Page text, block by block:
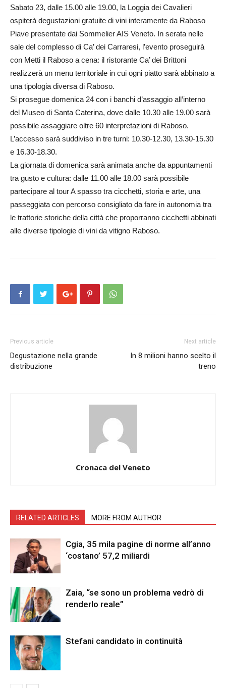
Sabato 23, dalle 15.00 alle 19.00, la Loggia dei Cavalieri
ospiterà degustazioni gratuite di vini interamente da Raboso
Piave presentate dai Sommelier AIS Veneto. In serata nelle
sale del complesso di Ca’ dei Carraresi, l’evento proseguirà
con Metti il Raboso a cena: il ristorante Ca’ dei Brittoni
realizzerà un menu territoriale in cui ogni piatto sarà abbinato a
una tipologia diversa di Raboso.
Si prosegue domenica 24 con i banchi d’assaggio all’interno
del Museo di Santa Caterina, dove dalle 10.30 alle 19.00 sarà
possibile assaggiare oltre 60 interpretazioni di Raboso.
L’accesso sarà suddiviso in tre turni: 10.30-12.30, 13.30-15.30
e 16.30-18.30.
La giornata di domenica sarà animata anche da appuntamenti
tra gusto e cultura: dalle 11.00 alle 18.00 sarà possibile
partecipare al tour A spasso tra cicchetti, storia e arte, una
passeggiata con percorso consigliato da fare in autonomia tra
le trattorie storiche della città che proporranno cicchetti abbinati
alle diverse tipologie di vini da vitigno Raboso.
Previous article
Degustazione nella grande
distribuzione
Next article
In 8 milioni hanno scelto il
treno
Cronaca del Veneto
RELATED ARTICLES MORE FROM AUTHOR
Cgia, 35 mila pagine di norme all’anno
‘costano’ 57,2 miliardi
Zaia, “se sono un problema vedrò di
renderlo reale”
Stefani candidato in continuità